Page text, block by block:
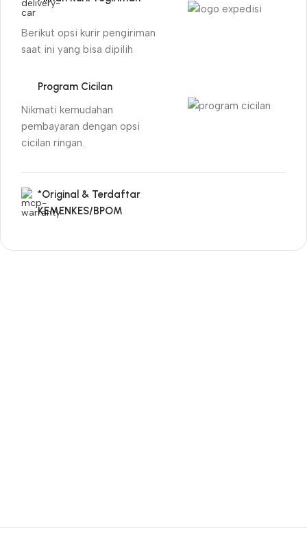
Berikut opsi kurir pengiriman
saat ini yang bisa dipilih
Program Cicilan
Nikmati kemudahan
pembayaran dengan opsi
cicilan ringan.
*Original & Terdaftar
KEMENKES/BPOM